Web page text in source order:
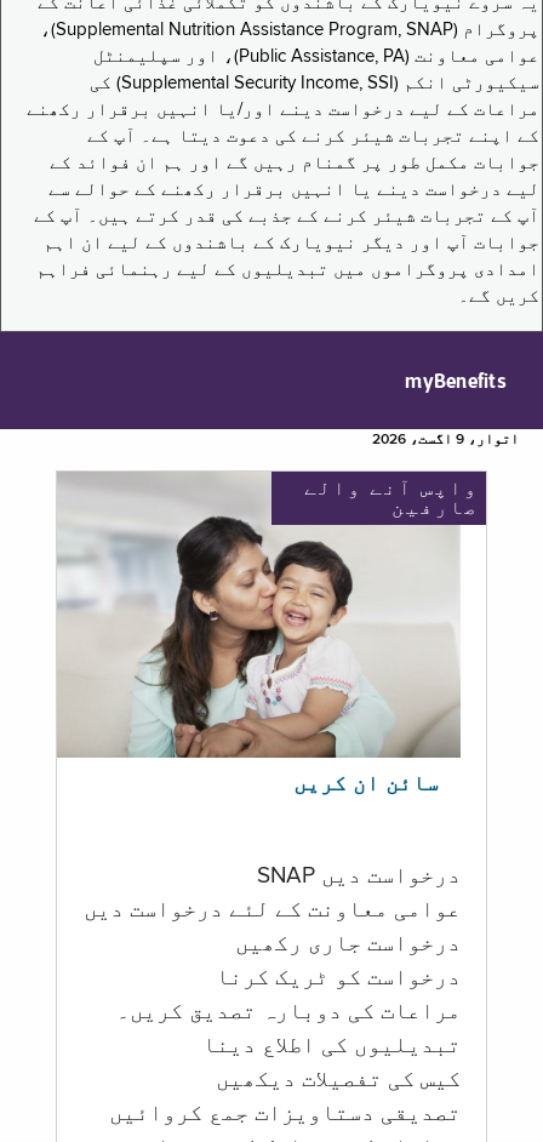
پروگرام (Supplemental Nutrition Assistance Program, SNAP)،
عوامی معاونت (Public Assistance, PA)، اور سپلیمنٹل
سیکیورٹی انکم (Supplemental Security Income, SSI) کی
مراعات کے لیے درخواست دینے اور/یا انہیں برقرار رکھنے
کے اپنے تجربات شیئر کرنے کی دعوت دیتا ہے۔ آپ کے
جوابات مکمل طور پر گمنام رہیں گے اور ہم ان فوائد کے
لیے درخواست دینے یا انہیں برقرار رکھنے کے حوالے سے
آپ کے تجربات شیئر کرنے کے جذبے کی قدر کرتے ہیں۔ آپ کے
جوابات آپ اور دیگر نیویارک کے باشندوں کے لیے ان اہم
امدادی پروگراموں میں تبدیلیوں کے لیے رہنمائی فراہم
کریں گے۔
myBenefits
اتوار، 9 اگست، 2026
واپس آنے والے
صارفین
سائن ان کریں
درخواست دیں SNAP
عوامی معاونت کے لئے درخواست دیں
درخواست جاری رکھیں
درخواست کو ٹریک کرنا
مراعات کی دوبارہ تصدیق کریں۔
تبدیلیوں کی اطلاع دینا
کیس کی تفصیلات دیکھیں
تصدیقی دستاویزات جمع کروائیں